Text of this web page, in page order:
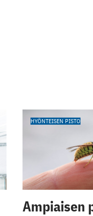
HYÖNTEISEN PISTO
Ampiaisen